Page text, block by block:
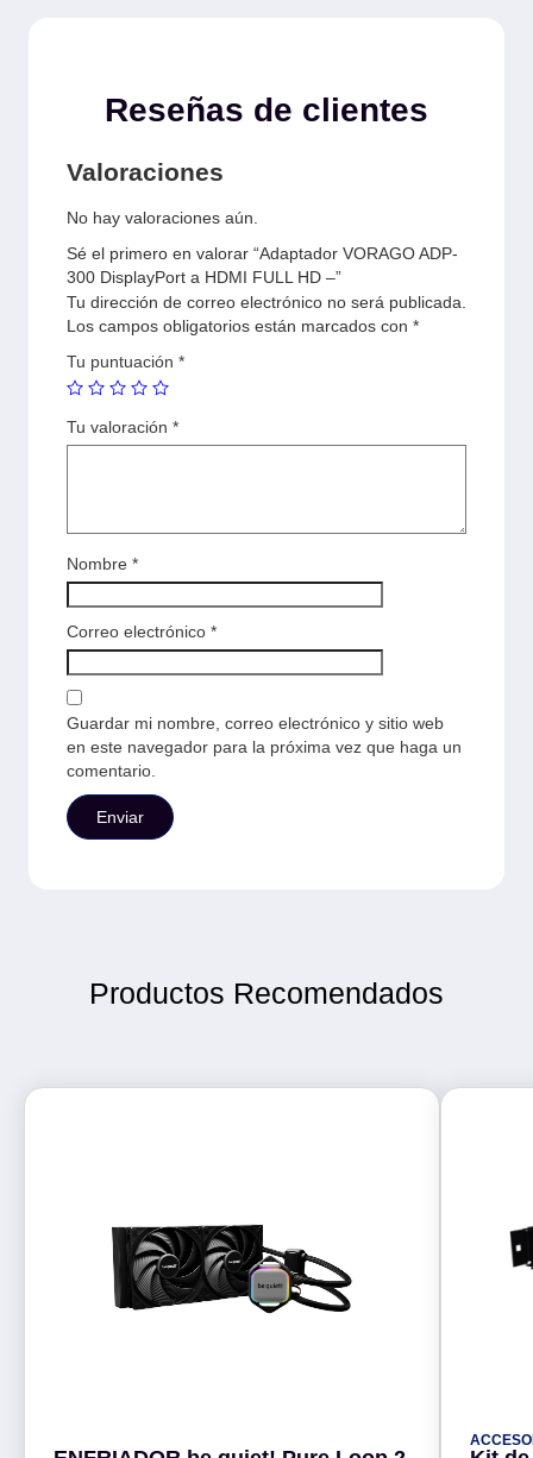
Reseñas de clientes
Valoraciones
No hay valoraciones aún.
Sé el primero en valorar “Adaptador VORAGO ADP-
300 DisplayPort a HDMI FULL HD –”
Tu dirección de correo electrónico no será publicada.
Los campos obligatorios están marcados con *
Tu puntuación *
Tu valoración *
Nombre *
Correo electrónico *
Guardar mi nombre, correo electrónico y sitio web
en este navegador para la próxima vez que haga un
comentario.
Productos Recomendados